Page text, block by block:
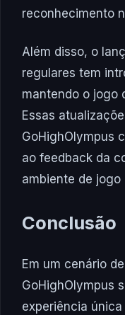
reconhecimento
Além disso, o
regulares tem
mantendo o jogo
Essas
GoHighOlympus
ao feedback da
ambiente de
Conclusão
Em um cenário
GoHighOlympus
experiência